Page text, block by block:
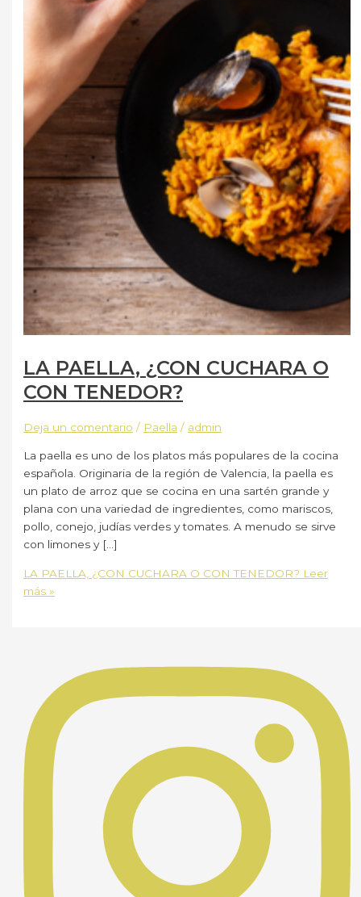
LA PAELLA, ¿CON CUCHARA O
CON TENEDOR?
Deja un comentario / Paella / admin
La paella es uno de los platos más populares de la cocina
española. Originaria de la región de Valencia, la paella es
un plato de arroz que se cocina en una sartén grande y
plana con una variedad de ingredientes, como mariscos,
pollo, conejo, judías verdes y tomates. A menudo se sirve
con limones y […]
LA PAELLA, ¿CON CUCHARA O CON TENEDOR? Leer
más »